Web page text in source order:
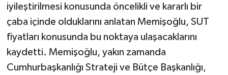
iyileştirilmesi konusunda öncelikli ve kararlı bir
çaba içinde olduklarını anlatan Memişoğlu, SUT
fiyatları konusunda bu noktaya ulaşacaklarını
kaydetti. Memişoğlu, yakın zamanda
Cumhurbaşkanlığı Strateji ve Bütçe Başkanlığı,